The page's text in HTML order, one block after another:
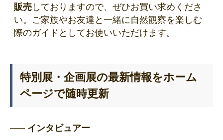
販売 しておりますので、ぜひお買い求めくださ
い。ご家族やお友達と一緒に自然観察を楽しむ
際のガイドとしてお使いいただけます。
特別展・企画展の最新情報をホーム
ページで随時更新
インタビュアー